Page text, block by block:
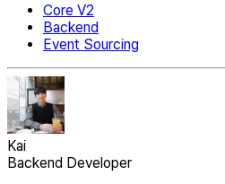
Core V2
Backend
Event Sourcing
Kai
Backend Developer